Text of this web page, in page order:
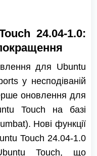
24.04-1.0:
для Ubuntu
у несподіваній
оновлення для
Touch на базі
Нові функції
Touch 24.04-1.0
Touch, що